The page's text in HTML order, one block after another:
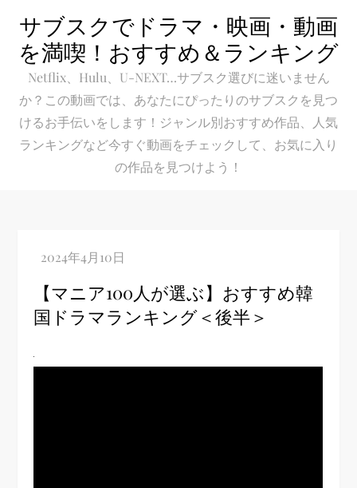
content
サブスクでドラマ・映画・動画
を満喫！おすすめ＆ランキング
Netflix、Hulu、U-NEXT…サブスク選びに迷いません
か？この動画では、あなたにぴったりのサブスクを見つ
けるお手伝いをします！ジャンル別おすすめ作品、人気
ランキングなど今すぐ動画をチェックして、お気に入り
の作品を見つけよう！
【マニア100人が選ぶ】おすすめ韓
国ドラマランキング＜後半＞